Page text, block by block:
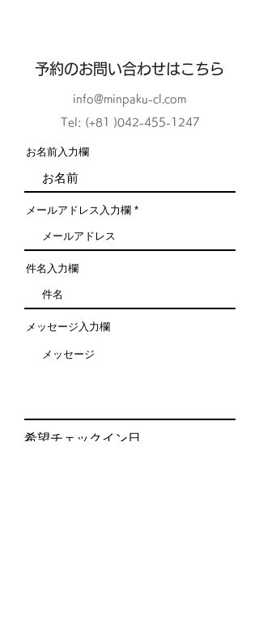
​予約のお問い合わせはこちら
info@minpaku-cl.com
Tel: (+81 )042-455-1247
お名前入力欄
メールアドレス入力欄
件名入力欄
メッセージ入力欄
希望チェックイン日